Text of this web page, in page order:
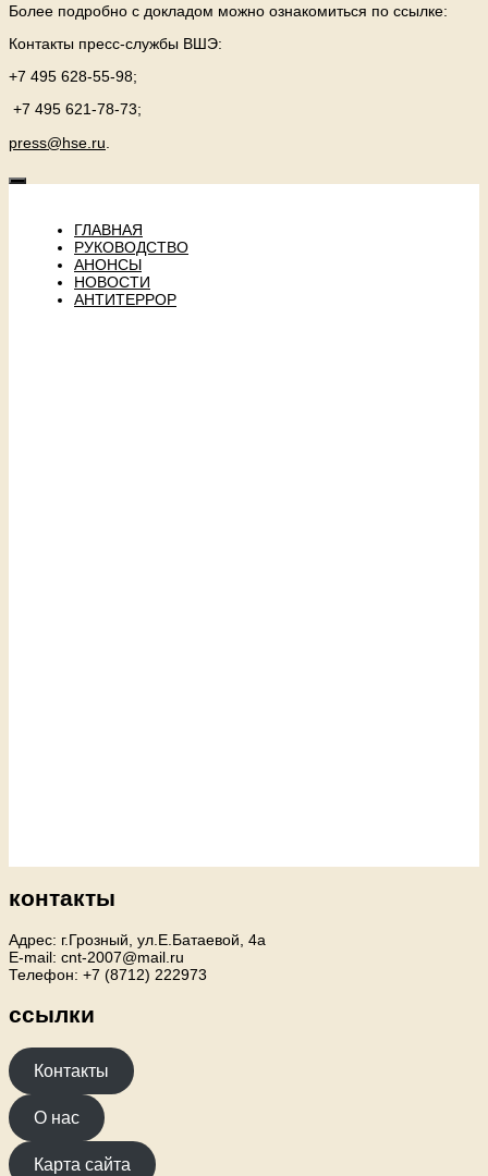
Более подробно с докладом можно ознакомиться по ссылке:
Контакты пресс-службы ВШЭ:
+7 495 628-55-98;
+7 495 621-78-73;
press@hse.ru
ГЛАВНАЯ
РУКОВОДСТВО
АНОНСЫ
НОВОСТИ
АНТИТЕРРОР
контакты
Адрес: г.Грозный, ул.Е.Батаевой, 4а
E-mail: cnt-2007@mail.ru
Телефон: +7 (8712) 222973
ссылки
Контакты
О нас
Карта сайта